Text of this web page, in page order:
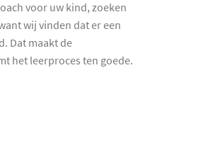
voor uw kind, zoeken
wij vinden dat er een
Dat maakt de
het leerproces ten goede.